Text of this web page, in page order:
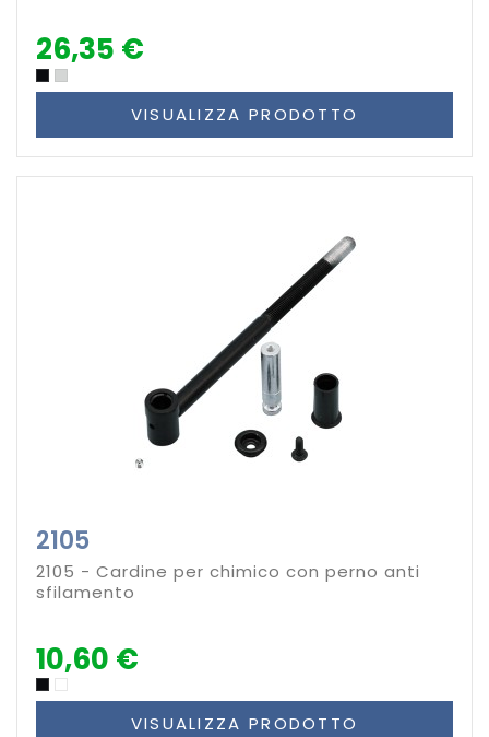
26,35 €
VISUALIZZA PRODOTTO
2105
2105 - Cardine per chimico con perno anti
sfilamento
10,60 €
VISUALIZZA PRODOTTO